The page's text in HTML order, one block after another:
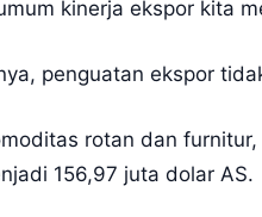
kinerja ekspor kita
penguatan ekspor
rotan dan
156,97 juta dolar AS.